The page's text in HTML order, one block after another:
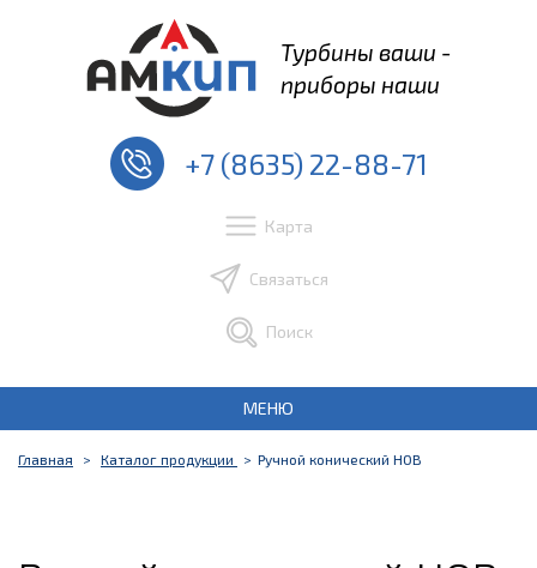
Турбины ваши -
приборы наши
+7 (8635) 22-88-71
Карта
Связаться
Поиск
МЕНЮ
Главная Каталог продукции Ручной конический НОВ